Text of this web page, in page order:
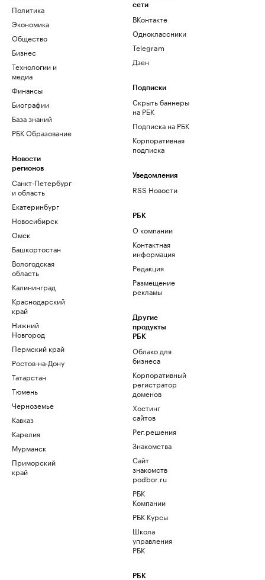
Политика
Экономика
Общество
Бизнес
Технологии и
медиа
Финансы
Биографии
База знаний
РБК Образование
Новости
регионов
Санкт-Петербург
и область
Екатеринбург
Новосибирск
Омск
Башкортостан
Вологодская
область
Калининград
Краснодарский
край
Нижний
Новгород
Пермский край
Ростов-на-Дону
Татарстан
Тюмень
Черноземье
Кавказ
Карелия
Мурманск
Приморский
край
сети
ВКонтакте
Одноклассники
Telegram
Дзен
Подписки
Скрыть баннеры
на РБК
Подписка на РБК
Корпоративная
подписка
Уведомления
RSS Новости
РБК
О компании
Контактная
информация
Редакция
Размещение
рекламы
Другие
продукты
РБК
Облако для
бизнеса
Корпоративный
регистратор
доменов
Хостинг
сайтов
Рег.решения
Знакомства
Сайт
знакомств
podbor.ru
РБК
Компании
РБК Курсы
Школа
управления
РБК
РБК